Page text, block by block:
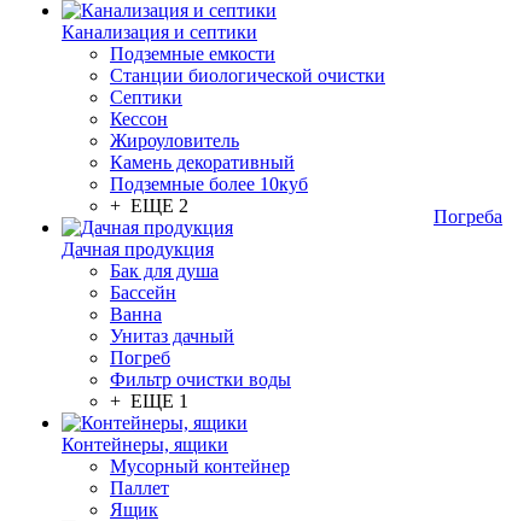
Канализация и септики
Подземные емкости
Станции биологической очистки
Септики
Кессон
Жироуловитель
Камень декоративный
Подземные более 10куб
+ ЕЩЕ 2
Дачная продукция
Бак для душа
Бассейн
Ванна
Унитаз дачный
Погреб
Фильтр очистки воды
+ ЕЩЕ 1
Контейнеры, ящики
Мусорный контейнер
Паллет
Ящик
Погреба